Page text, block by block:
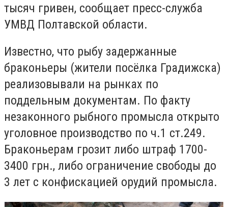
тысяч гривен, сообщает пресс-служба
УМВД Полтавской области.
Известно, что рыбу задержанные
браконьеры (жители посёлка Градижска)
реализовывали на рынках по
поддельным документам. По факту
незаконного рыбного промысла открыто
уголовное производство по ч.1 ст.249.
Браконьерам грозит либо штраф 1700-
3400 грн., либо ограничение свободы до
3 лет с конфискацией орудий промысла.